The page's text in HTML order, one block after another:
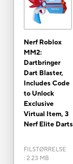
Nerf Roblox
MM2:
Dartbringer
Dart Blaster,
Includes Code
to Unlock
Exclusive
Virtual Item, 3
Nerf Elite Darts
FILSTØRRELSE
: 2.23 MB